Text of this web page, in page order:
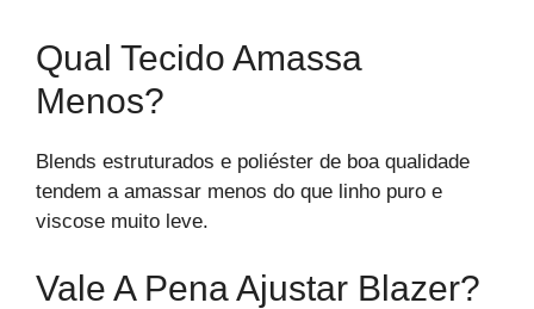
Qual Tecido Amassa
Menos?
Blends estruturados e poliéster de boa qualidade
tendem a amassar menos do que linho puro e
viscose muito leve.
Vale A Pena Ajustar Blazer?